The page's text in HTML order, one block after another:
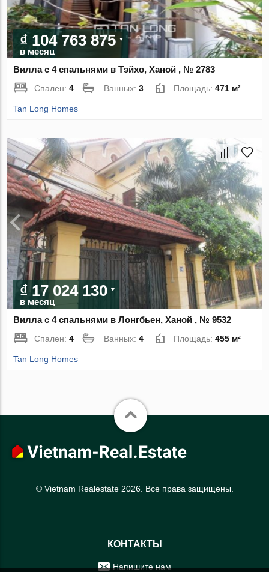
₫ 104 763 875
в месяц
Вилла с 4 спальнями в Тэйхо, Ханой , № 2783
Спален:4 Ванных:3 Площадь:471 м²
Tan Long Homes
₫ 17 024 130
в месяц
Вилла с 4 спальнями в Лонгбьен, Ханой , № 9532
Спален:4 Ванных:4 Площадь:455 м²
Tan Long Homes
© Vietnam Realestate 2026. Все права защищены.
КОНТАКТЫ
Напишите нам